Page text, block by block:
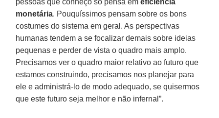
monetária. Pouquíssimos pensam sobre os bons
costumes do sistema em geral. As perspectivas
humanas tendem a se focalizar demais sobre ideias
pequenas e perder de vista o quadro mais amplo.
Precisamos ver o quadro maior relativo ao futuro que
estamos construindo, precisamos nos planejar para
ele e administrá-lo de modo adequado, se quisermos
que este futuro seja melhor e não infernal”.